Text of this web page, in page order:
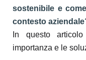
sostenibile e
contesto
In questo
importanza e le